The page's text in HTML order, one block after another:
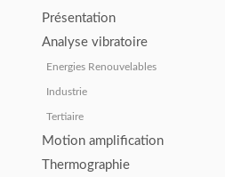
© Maint Control S.A.S. -